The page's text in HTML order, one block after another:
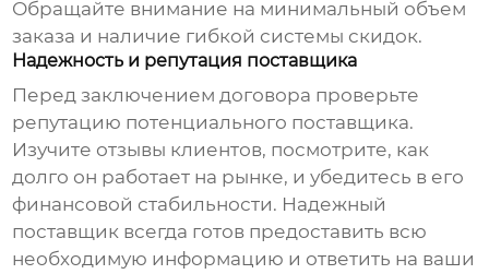
Обращайте внимание на минимальный объем
заказа и наличие гибкой системы скидок.
Надежность и репутация поставщика
Перед заключением договора проверьте
репутацию потенциального поставщика.
Изучите отзывы клиентов, посмотрите, как
долго он работает на рынке, и убедитесь в его
финансовой стабильности. Надежный
поставщик всегда готов предоставить всю
необходимую информацию и ответить на ваши